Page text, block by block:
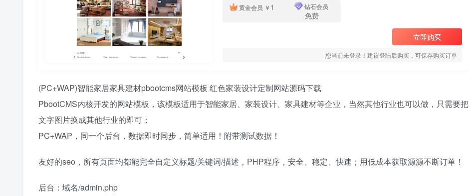
黄金会员 ￥ 1 钻石会员
免费
立即购买
您当前未登录！建议登陆后购买，可保存购买订单
(PC+WAP)智能家居家具建材pbootcms网站模板 红色家装设计定制网站源码下载
PbootCMS内核开发的网站模板，该模板适用于智能家居、家装设计、家具建材等企业，当然其他行业也可以做，只需要把
文字图片换成其他行业的即可；
PC+WAP，同一个后台，数据即时同步，简单适用！附带测试数据！
友好的seo，所有页面均都能完全自定义标题/关键词/描述，PHP程序，安全、稳定、快速；用低成本获取源源不断订单！
后台：域名/admin.php